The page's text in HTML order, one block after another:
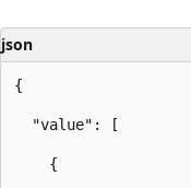
json
{
  "value": [
​    {